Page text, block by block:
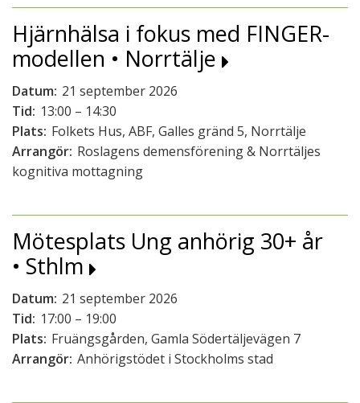
Hjärnhälsa i fokus med FINGER-
modellen • Norrtälje
Datum: 21 september 2026
Tid: 13:00 – 14:30
Plats: Folkets Hus, ABF, Galles gränd 5, Norrtälje
Arrangör: Roslagens demensförening & Norrtäljes
kognitiva mottagning
Mötesplats Ung anhörig 30+ år
• Sthlm
Datum: 21 september 2026
Tid: 17:00 – 19:00
Plats: Fruängsgården, Gamla Södertäljevägen 7
Arrangör: Anhörigstödet i Stockholms stad